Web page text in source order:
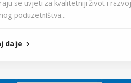
se uvjeti za kvalitetniji život i razvoj
poduzetništva...
dalje